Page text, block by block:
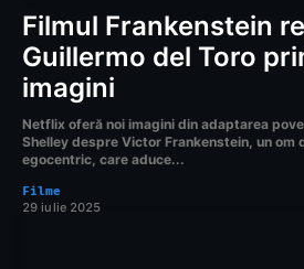
Filmul Frankenstein
Guillermo del Toro
imagini
Netflix oferă noi imagini din adaptarea
Shelley despre Victor Frankenstein, un om
egocentric, care aduce...
Filme
29 iulie 2025